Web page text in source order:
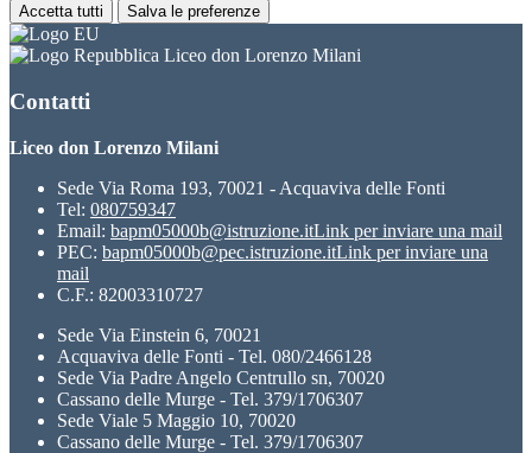
Accetta tutti Salva le preferenze
Liceo don Lorenzo Milani
Contatti
Liceo don Lorenzo Milani
Sede Via Roma 193, 70021 - Acquaviva delle Fonti
Tel: 080759347
Email: bapm05000b@istruzione.itLink per inviare una mail
PEC: bapm05000b@pec.istruzione.itLink per inviare una
mail
C.F.: 82003310727
Sede Via Einstein 6, 70021
Acquaviva delle Fonti - Tel. 080/2466128
Sede Via Padre Angelo Centrullo sn, 70020
Cassano delle Murge - Tel. 379/1706307
Sede Viale 5 Maggio 10, 70020
Cassano delle Murge - Tel. 379/1706307